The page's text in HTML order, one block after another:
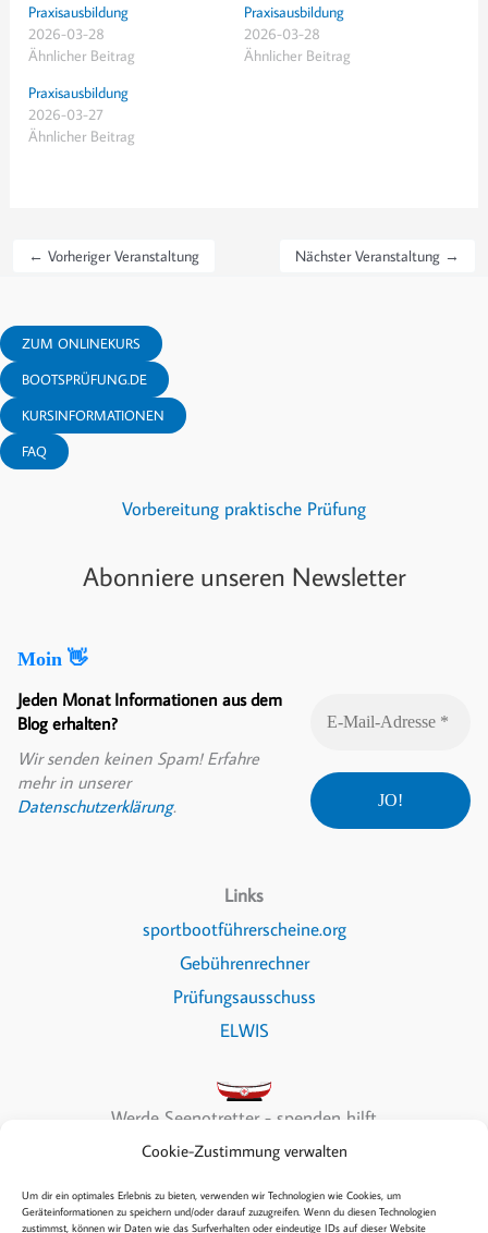
Cookie-Zustimmung verwalten
Um dir ein optimales Erlebnis zu bieten, verwenden wir Technologien wie Cookies, um
Geräteinformationen zu speichern und/oder darauf zuzugreifen. Wenn du diesen Technologien
zustimmst, können wir Daten wie das Surfverhalten oder eindeutige IDs auf dieser Website
Praxisausbildung
2026-03-28
Ähnlicher Beitrag
Praxisausbildung
2026-03-28
Ähnlicher Beitrag
Praxisausbildung
2026-03-27
Ähnlicher Beitrag
← Vorheriger Veranstaltung Nächster Veranstaltung →
ZUM ONLINEKURS
BOOTSPRÜFUNG.DE
KURSINFORMATIONEN
FAQ
Vorbereitung praktische Prüfung
Abonniere unseren Newsletter
Moin 👋
Jeden Monat Informationen aus dem
Blog erhalten?
Wir senden keinen Spam! Erfahre
mehr in unserer
Datenschutzerklärung.
Links
sportbootführerscheine.org
Gebührenrechner
Prüfungsausschuss
ELWIS
Werde Seenotretter - spenden hilft